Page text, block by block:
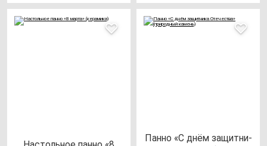
Пан­но «С днём за­щит­ни­